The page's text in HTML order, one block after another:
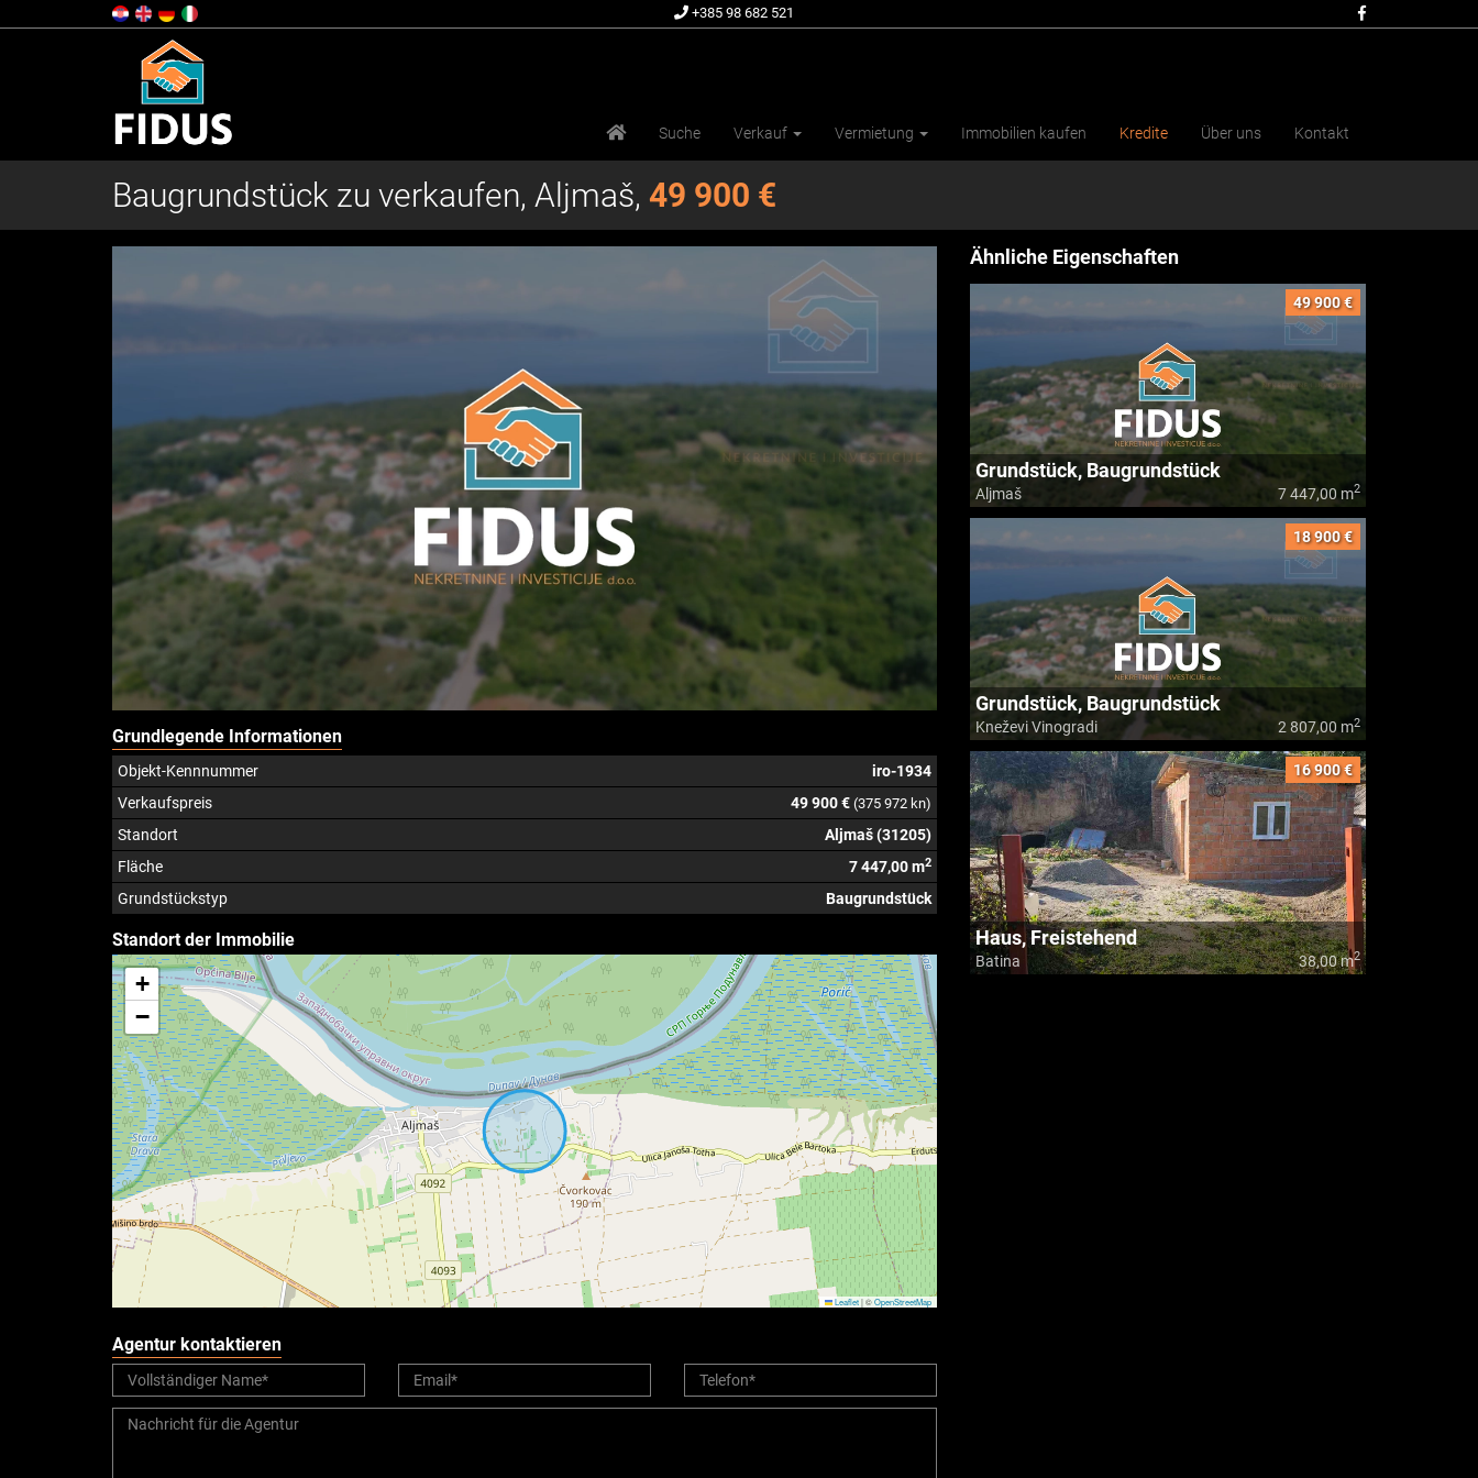
+385 98 682 521
Suche Verkauf Vermietung Immobilien kaufen Kredite Über uns Kontakt
Baugrundstück zu verkaufen, Aljmaš, 49 900 €
Grundlegende Informationen
Objekt-Kennnummer
iro-1934
Verkaufspreis
49 900 € (375 972 kn)
Standort
Aljmaš (31205)
Fläche
7 447,00 m2
Grundstückstyp Baugrundstück
Standort der Immobilie
+
−
Leaflet|©OpenStreetMap
Agentur kontaktieren
Ähnliche Eigenschaften
49 900 €
Grundstück, Baugrundstück
Aljmaš 7 447,00 m2
18 900 €
Grundstück, Baugrundstück
Kneževi Vinogradi 2 807,00 m2
16 900 €
Haus, Freistehend
Batina 38,00 m2